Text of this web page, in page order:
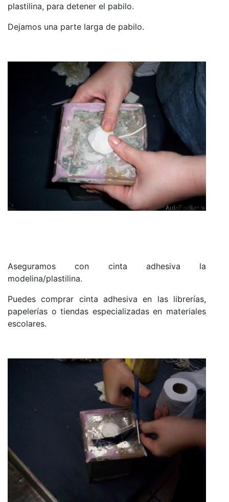
plastilina, para detener el pabilo.
Dejamos una parte larga de pabilo.
Aseguramos con cinta adhesiva la
modelina/plastilina.
Puedes comprar cinta adhesiva en las librerías,
papelerías o tiendas especializadas en materiales
escolares.